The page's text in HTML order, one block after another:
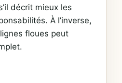
décrit mieux les
À l’inverse,
floues peut